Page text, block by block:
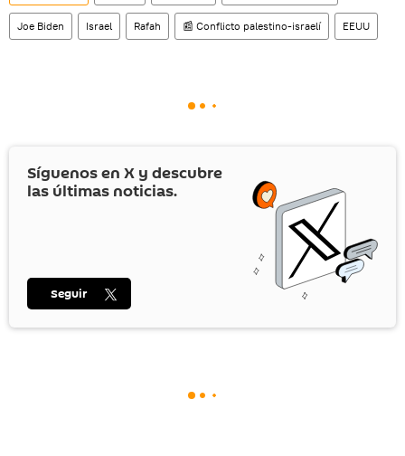
Joe Biden Israel Rafah 📰 Conflicto palestino-israelí EEUU
Síguenos en X y descubre
las últimas noticias.
Seguir